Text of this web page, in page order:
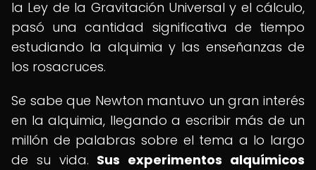
la Ley de la Gravitación Universal y el cálculo,
pasó una cantidad significativa de tiempo
estudiando la alquimia y las enseñanzas de
los rosacruces.
Se sabe que Newton mantuvo un gran interés
en la alquimia, llegando a escribir más de un
millón de palabras sobre el tema a lo largo
de su vida. Sus experimentos alquímicos